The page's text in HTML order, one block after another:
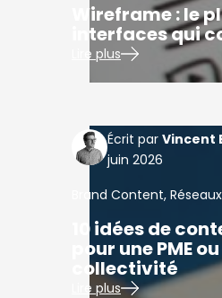
Wireframe : le
interfaces qui
Lire plus
Vincent
juin 2026
Brand Content,
10 idées de
pour une PME
collectivité
Lire plus